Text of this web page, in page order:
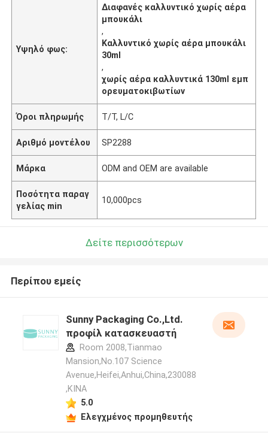
Υψηλό φως:
Διαφανές καλλυντικό χωρίς αέρα
μπουκάλι
,
Καλλυντικό χωρίς αέρα μπουκάλι
30ml
,
χωρίς αέρα καλλυντικά 130ml εμπ
ορευματοκιβωτίων
Όροι πληρωμής T/T, L/C
Αριθμό μοντέλου SP2288
Μάρκα ODM and OEM are available
Ποσότητα παραγ
γελίας min
10,000pcs
Δείτε περισσότερων
Περίπου εμείς
Sunny Packaging Co.,Ltd.
προφίλ κατασκευαστή
Room 2008,Tianmao
Mansion,No.107 Science
Avenue,Heifei,Anhui,China,230088
,ΚΙΝΑ
5.0
Ελεγχμένος προμηθευτής